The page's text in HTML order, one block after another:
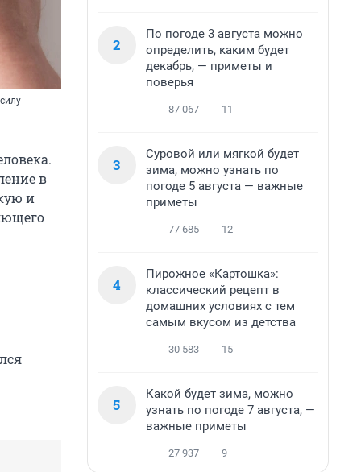
в
и
2
По погоде 3 августа можно
определить, каким будет
декабрь, — приметы и
поверья
87 067 11
3
Суровой или мягкой будет
зима, можно узнать по
погоде 5 августа — важные
приметы
77 685 12
4
Пирожное «Картошка»:
классический рецепт в
домашних условиях с тем
самым вкусом из детства
30 583 15
5
Какой будет зима, можно
узнать по погоде 7 августа, —
важные приметы
27 937 9